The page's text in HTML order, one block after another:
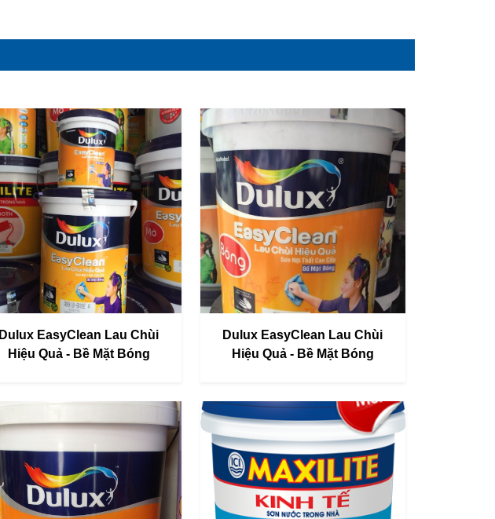
Dulux EasyClean Lau Chùi
Hiệu Quả - Bề Mặt Bóng
Dulux EasyClean Lau Chùi
Hiệu Quả - Bề Mặt Bóng